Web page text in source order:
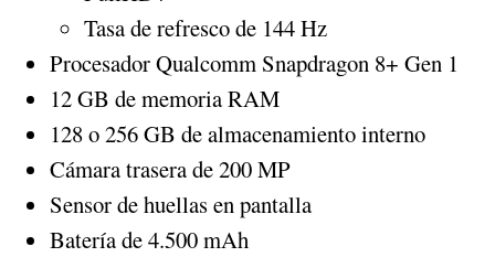
Tasa de refresco de 144 Hz
Procesador Qualcomm Snapdragon 8+ Gen 1
12 GB de memoria RAM
128 o 256 GB de almacenamiento interno
Cámara trasera de 200 MP
Sensor de huellas en pantalla
Batería de 4.500 mAh